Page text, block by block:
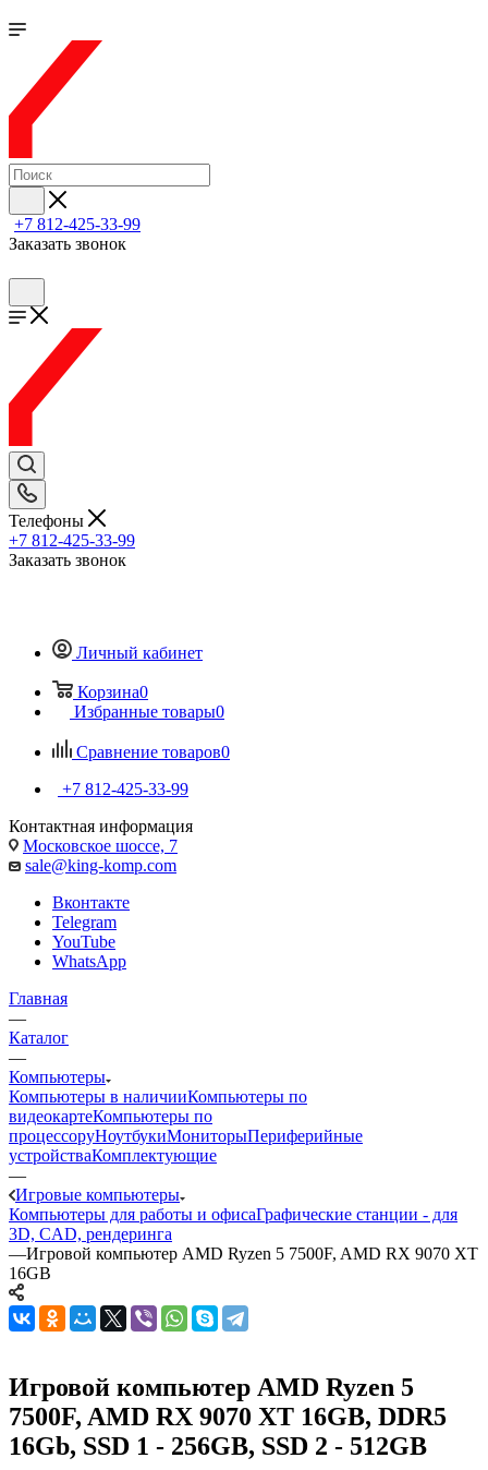
+7 812-425-33-99
Заказать звонок
Телефоны
+7 812-425-33-99
Заказать звонок
Личный кабинет
Корзина0
Избранные товары0
Сравнение товаров0
+7 812-425-33-99
Контактная информация
Московское шоссе, 7
sale@king-komp.com
Вконтакте
Telegram
YouTube
WhatsApp
Главная
—
Каталог
—
Компьютеры
Компьютеры в наличииКомпьютеры по
видеокартеКомпьютеры по
процессоруНоутбукиМониторыПериферийные
устройстваКомплектующие
—
Игровые компьютеры
Компьютеры для работы и офисаГрафические станции - для
3D, CAD, рендеринга
—Игровой компьютер AMD Ryzen 5 7500F, AMD RX 9070 XT
16GB
Игровой компьютер AMD Ryzen 5
7500F, AMD RX 9070 XT 16GB, DDR5
16Gb, SSD 1 - 256GB, SSD 2 - 512GB